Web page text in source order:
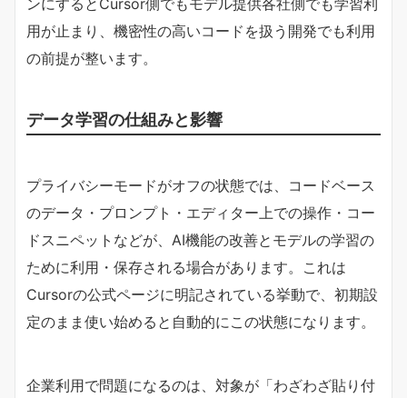
用が止まり、機密性の高いコードを扱う開発でも利用
の前提が整います。
データ学習の仕組みと影響
プライバシーモードがオフの状態では、コードベース
のデータ・プロンプト・エディター上での操作・コー
ドスニペットなどが、AI機能の改善とモデルの学習の
ために利用・保存される場合があります。これは
Cursorの公式ページに明記されている挙動で、初期設
定のまま使い始めると自動的にこの状態になります。
企業利用で問題になるのは、対象が「わざわざ貼り付